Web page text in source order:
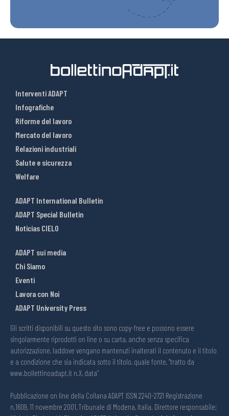
Interventi ADAPT
Infografiche
Riforme del lavoro
Mercato del lavoro
Relazioni industriali
Salute e sicurezza
Welfare
ADAPT International Bulletin
ADAPT Special Bulletin
Noticias CIELO
ADAPT sui media
Chi Siamo
Eventi
Lavora con Noi
ADAPT University Press
Gli scritti disponibili su questo sito sono copy-free e possono essere
singolarmente riprodotti on line o su carta, anche senza specifica
autorizzazione, laddove vengano mantenuti inalterati il contenuto e il titolo
e a condizione che sia indicata sotto il titolo, quale fonte, “tratto da
www.bollettinoadapt.it n.X, data“
Pubblicazione on line della Collana ADAPT ISSN 2240-2721 Registrazione
n.1609, 11 novembre 2001, Tribunale di Modena, Italia. Direttore responsabile: